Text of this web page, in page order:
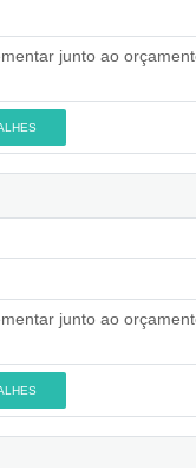
junto ao
junto ao